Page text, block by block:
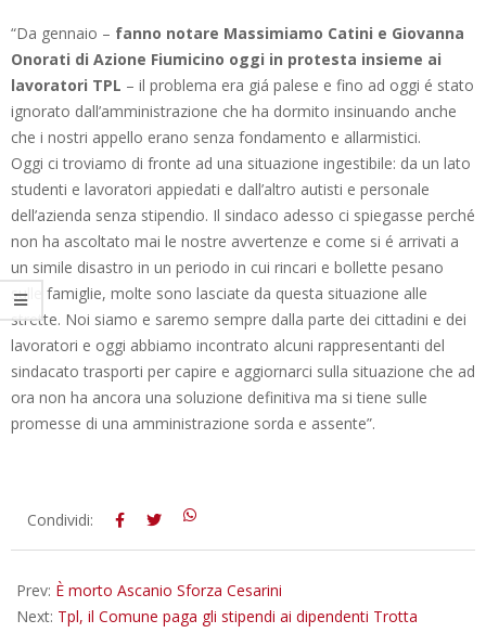
“Da gennaio – fanno notare Massimiamo Catini e Giovanna
Onorati di Azione Fiumicino oggi in protesta insieme ai
lavoratori TPL – il problema era giá palese e fino ad oggi é stato
ignorato dall’amministrazione che ha dormito insinuando anche
che i nostri appello erano senza fondamento e allarmistici.
Oggi ci troviamo di fronte ad una situazione ingestibile: da un lato
studenti e lavoratori appiedati e dall’altro autisti e personale
dell’azienda senza stipendio. Il sindaco adesso ci spiegasse perché
non ha ascoltato mai le nostre avvertenze e come si é arrivati a
un simile disastro in un periodo in cui rincari e bollette pesano
sulle famiglie, molte sono lasciate da questa situazione alle
strette. Noi siamo e saremo sempre dalla parte dei cittadini e dei
lavoratori e oggi abbiamo incontrato alcuni rappresentanti del
sindacato trasporti per capire e aggiornarci sulla situazione che ad
ora non ha ancora una soluzione definitiva ma si tiene sulle
promesse di una amministrazione sorda e assente”.
2022-
Condividi:
Prev: È morto Ascanio Sforza Cesarini
Next: Tpl, il Comune paga gli stipendi ai dipendenti Trotta